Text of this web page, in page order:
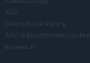
AGB
Datenschutzerklärung
APP- & Benutzerdaten löschen
Impressum